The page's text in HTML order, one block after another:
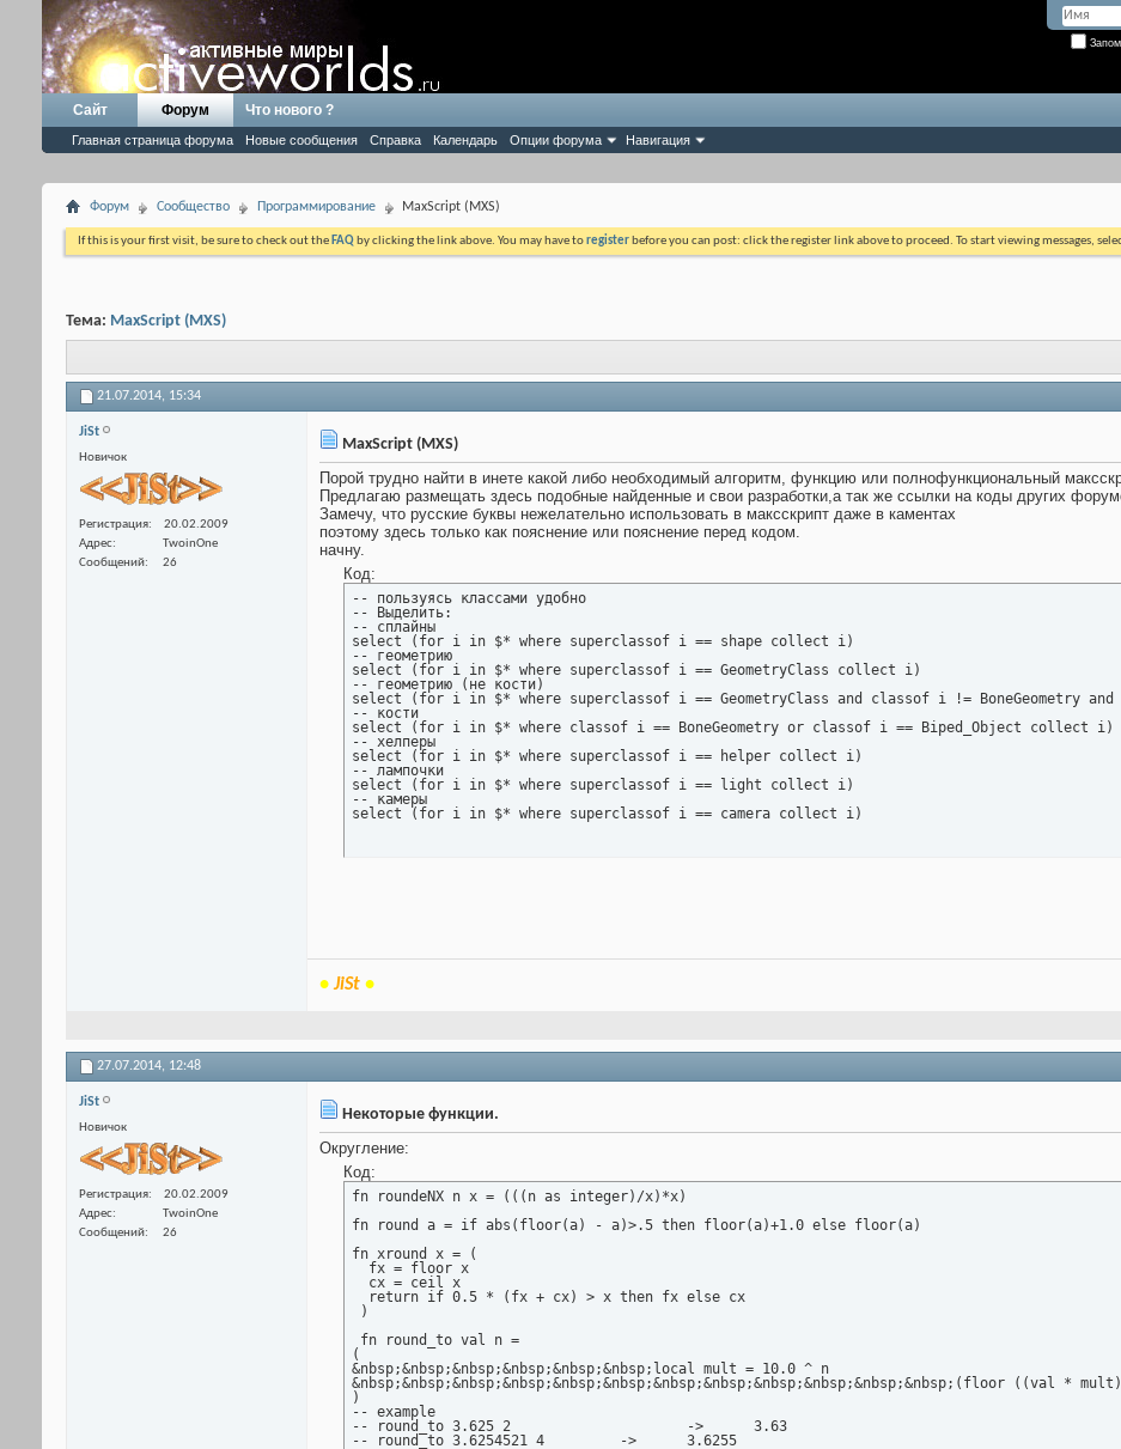
Сайт Форум
Главная страница форума Новые сообщения Справка Календарь Опции форума Навигация
Что нового ?
Форум Сообщество Программирование MaxScript (MXS)
If this is your first visit, be sure to check out the FAQ by clicking the link above. You may have toregister before you can post: click the register link above to proceed. To start viewing messages,
Тема: MaxScript (MXS)
21.07.2014, 15:34
JiSt
Новичок
Регистрация
20.02.2009
Адрес
TwoinOne
Сообщений
26
MaxScript (MXS)
Порой трудно найти в инете какой либо необходимый алгоритм, функцию или полнофункциональный
Предлагаю размещать здесь подобные найденные и свои разработки,а так же ссылки на коды других
Замечу, что русские буквы нежелательно использовать в максскрипт даже в каментах
поэтому здесь только как пояснение или пояснение перед кодом.
начну.
Код:
-- пользуясь классами удобно
-- Выделить:
-- сплайны
select (for i in $* where superclassof i == shape collect i)
-- геометрию
select (for i in $* where superclassof i == GeometryClass collect i)
-- геометрию (не кости)
select (for i in $* where superclassof i == GeometryClass and classof i != BoneGeometry
-- кости
select (for i in $* where classof i == BoneGeometry or classof i == Biped_Object collect i)
-- хелперы
select (for i in $* where superclassof i == helper collect i)
-- лампочки
select (for i in $* where superclassof i == light collect i)
-- камеры
select (for i in $* where superclassof i == camera collect i)
•JiSt •
27.07.2014, 12:48
JiSt
Новичок
Регистрация
20.02.2009
Адрес
TwoinOne
Сообщений
26
Некоторые функции.
Округление:
Код:
fn roundeNX n x = (((n as integer)/x)*x)
fn round a = if abs(floor(a) - a)>.5 then floor(a)+1.0 else floor(a)
fn xround x = (
  fx = floor x
  cx = ceil x
  return if 0.5 * (fx + cx) > x then fx else cx
)
fn round_to val n =
(
&nbsp;&nbsp;&nbsp;&nbsp;&nbsp;&nbsp;local mult = 10.0 ^ n
&nbsp;&nbsp;&nbsp;&nbsp;&nbsp;&nbsp;&nbsp;&nbsp;&nbsp;&nbsp;&nbsp;&nbsp;(floor ((val *
)
-- example
-- round_to 3.625 2			->	3.63
-- round_to 3.6254521 4		->	3.6255